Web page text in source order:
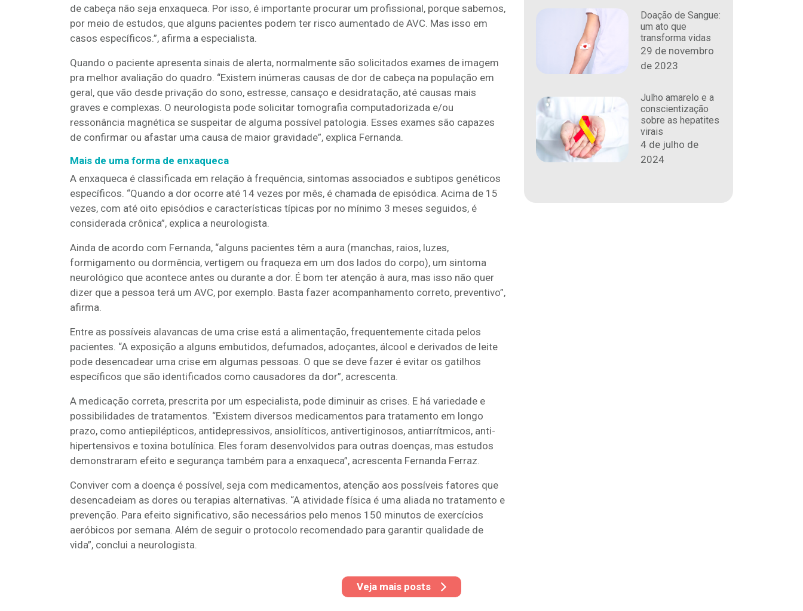
de cabeça não seja enxaqueca. Por isso, é importante procurar um profissional, porque sabemos,
por meio de estudos, que alguns pacientes podem ter risco aumentado de AVC. Mas isso em
casos específicos.”, afirma a especialista.
Quando o paciente apresenta sinais de alerta, normalmente são solicitados exames de imagem
pra melhor avaliação do quadro. “Existem inúmeras causas de dor de cabeça na população em
geral, que vão desde privação do sono, estresse, cansaço e desidratação, até causas mais
graves e complexas. O neurologista pode solicitar tomografia computadorizada e/ou
ressonância magnética se suspeitar de alguma possível patologia. Esses exames são capazes
de confirmar ou afastar uma causa de maior gravidade”, explica Fernanda.
Mais de uma forma de enxaqueca
A enxaqueca é classificada em relação à frequência, sintomas associados e subtipos genéticos
específicos. “Quando a dor ocorre até 14 vezes por mês, é chamada de episódica. Acima de 15
vezes, com até oito episódios e características típicas por no mínimo 3 meses seguidos, é
considerada crônica”, explica a neurologista.
Ainda de acordo com Fernanda, “alguns pacientes têm a aura (manchas, raios, luzes,
formigamento ou dormência, vertigem ou fraqueza em um dos lados do corpo), um sintoma
neurológico que acontece antes ou durante a dor. É bom ter atenção à aura, mas isso não quer
dizer que a pessoa terá um AVC, por exemplo. Basta fazer acompanhamento correto, preventivo”,
afirma.
Entre as possíveis alavancas de uma crise está a alimentação, frequentemente citada pelos
pacientes. “A exposição a alguns embutidos, defumados, adoçantes, álcool e derivados de leite
pode desencadear uma crise em algumas pessoas. O que se deve fazer é evitar os gatilhos
específicos que são identificados como causadores da dor”, acrescenta.
A medicação correta, prescrita por um especialista, pode diminuir as crises. E há variedade e
possibilidades de tratamentos. “Existem diversos medicamentos para tratamento em longo
prazo, como antiepilépticos, antidepressivos, ansiolíticos, antivertiginosos, antiarrítmicos, anti-
hipertensivos e toxina botulínica. Eles foram desenvolvidos para outras doenças, mas estudos
demonstraram efeito e segurança também para a enxaqueca”, acrescenta Fernanda Ferraz.
Conviver com a doença é possível, seja com medicamentos, atenção aos possíveis fatores que
desencadeiam as dores ou terapias alternativas. “A atividade física é uma aliada no tratamento e
prevenção. Para efeito significativo, são necessários pelo menos 150 minutos de exercícios
aeróbicos por semana. Além de seguir o protocolo recomendado para garantir qualidade de
vida”, conclui a neurologista.
Doação de Sangue:
um ato que
transforma vidas
29 de novembro
de 2023
Julho amarelo e a
conscientização
sobre as hepatites
virais
4 de julho de
2024
Veja mais posts